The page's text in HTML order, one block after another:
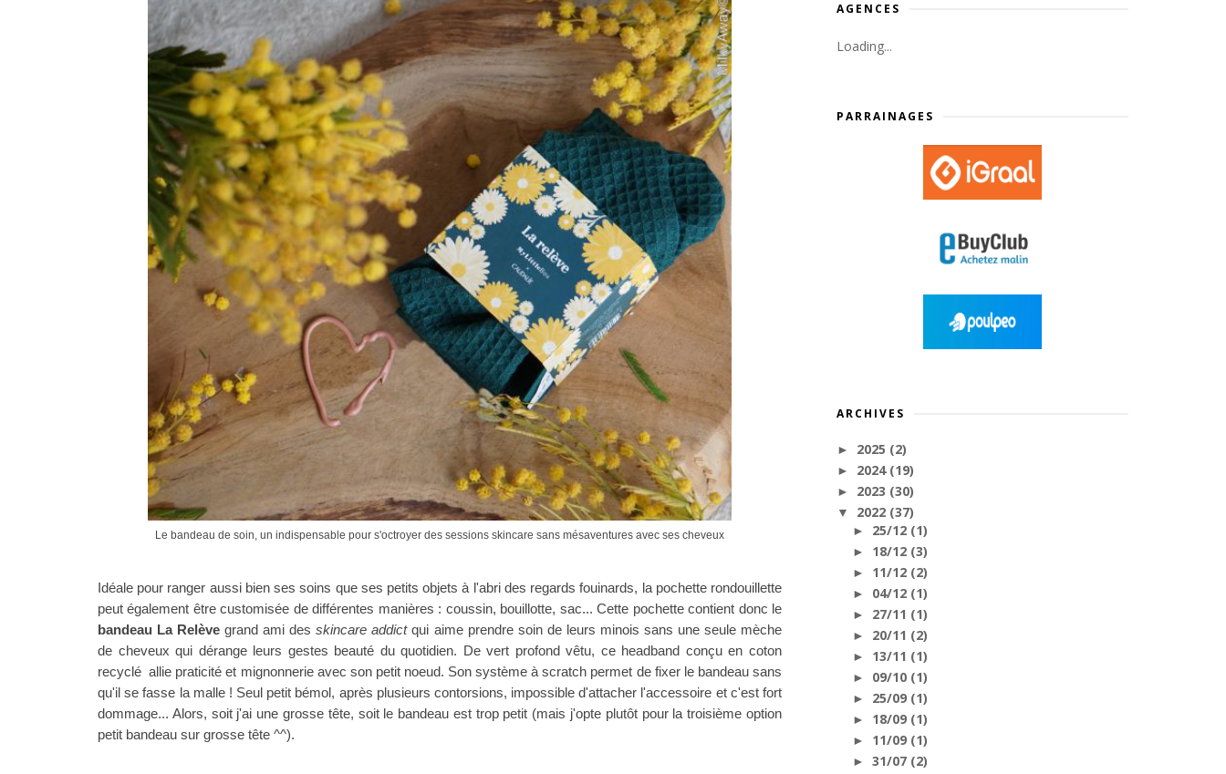
Le bandeau de soin, un indispensable pour s'octroyer des sessions skincare sans mésaventures avec ses cheveux
Idéale pour ranger aussi bien ses soins que ses petits objets à l'abri des regards fouinards, la pochette rondouillette
peut également être customisée de différentes manières : coussin, bouillotte, sac... Cette pochette contient donc le
bandeau La Relève grand ami desskincare addictqui aime prendre soin de leurs minois sans une seule mèche
de cheveux qui dérange leurs gestes beauté du quotidien. De vert profond vêtu, ce headband conçu en coton
recyclé allie praticité et mignonnerie avec son petit noeud. Son système à scratch permet de fixer le bandeau sans
qu'il se fasse la malle ! Seul petit bémol, après plusieurs contorsions, impossible d'attacher l'accessoire et c'est fort
dommage... Alors, soit j'ai une grosse tête, soit le bandeau est trop petit (mais j'opte plutôt pour la troisième option
petit bandeau sur grosse tête ^^).
AGENCES
Loading...
PARRAINAGES
ARCHIVES
► 2025 (2)
► 2024 (19)
► 2023 (30)
▼ 2022 (37)
► 25/12 (1)
► 18/12 (3)
► 11/12 (2)
► 04/12 (1)
► 27/11 (1)
► 20/11 (2)
► 13/11 (1)
► 09/10 (1)
► 25/09 (1)
► 18/09 (1)
► 11/09 (1)
► 31/07 (2)